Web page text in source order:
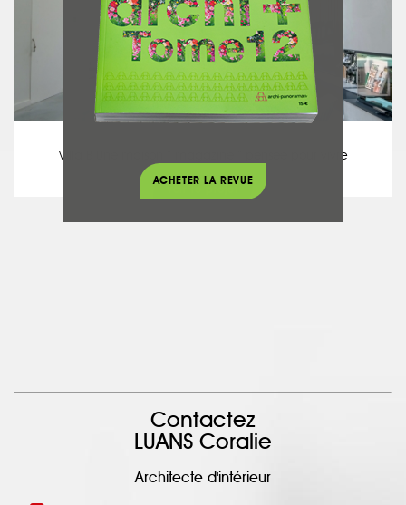
Villa B Une maison “ magazine ” pensée pour vivre
Contactez
LUANS Coralie
Architecte d'intérieur
ACHETER LA REVUE